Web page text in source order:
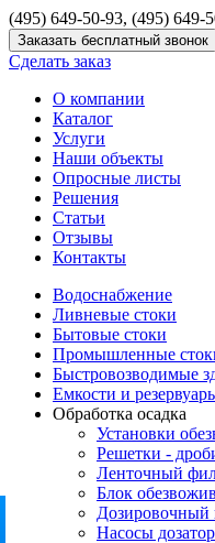
(495) 649-50-93, (495) 649-
Сделать заказ
О компании
Каталог
Услуги
Наши объекты
Опросные листы
Решения
Статьи
Отзывы
Контакты
Водоснабжение
Ливневые стоки
Бытовые стоки
Промышленные
Быстровозводимые
Емкости и
Обработка осадка
Установки
Решетки -
Ленточный
Блок
Дозировочный
Насосы